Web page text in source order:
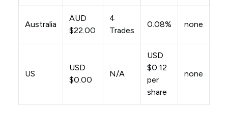
Australia
AUD
$22.00
4
Trades
0.08% none
US
USD
$0.00
N/A
USD
$0.12
per
share
none